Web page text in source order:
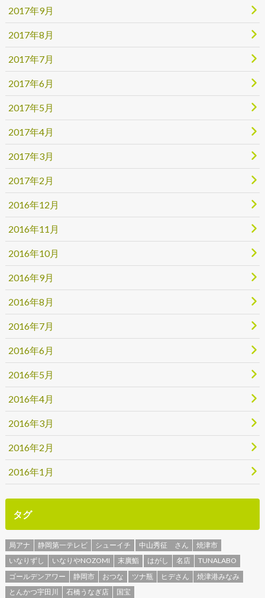
2017年9月
2017年8月
2017年7月
2017年6月
2017年5月
2017年4月
2017年3月
2017年2月
2016年12月
2016年11月
2016年10月
2016年9月
2016年8月
2016年7月
2016年6月
2016年5月
2016年4月
2016年3月
2016年2月
2016年1月
タグ
局アナ 静岡第一テレビ シューイチ 中山秀征 さん
焼津市
いなりずし
いなりやNOZOMI 末廣鮨 はがし 名店
TUNALABO
ゴールデンアワー
静岡市 おつな ツナ瓶 ヒデさん
焼津港みなみ
とんかつ宇田川
石橋うなぎ店 国宝